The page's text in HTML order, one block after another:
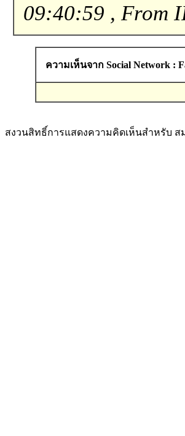
09:40:59 , From
ความเห็นจาก Social Network :
สงวนสิทธิ์การแสดงความคิดเห็นสำหรับ ส